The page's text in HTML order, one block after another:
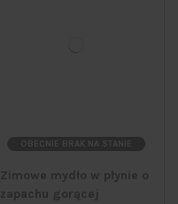
OBECNIE BRAK NA STANIE
Zimowe mydło w płynie o
zapachu gorącej